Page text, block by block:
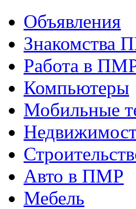
Объявления
Знакомства
Работа в
Компьютеры
Мобильные
Авто в ПМР
Мебель